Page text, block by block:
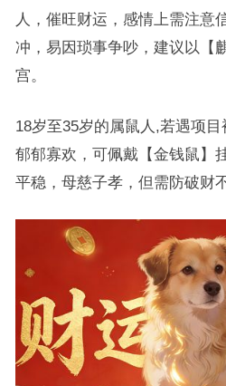
人，催旺财运，感情上需注意
冲，易因琐事争吵，建议以【
宫。
18岁至35岁的属鼠人,若遇项
郁郁寡欢，可佩戴【金钱鼠】
平稳，母慈子孝，但需防破财